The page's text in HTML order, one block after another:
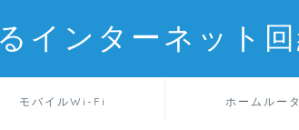
インターネット
モバイルWi-Fi ホームルー